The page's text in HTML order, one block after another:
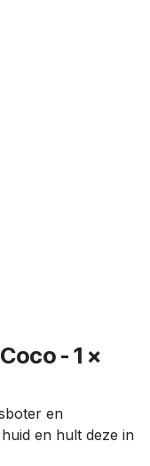
- 1 x
en
en hult deze in